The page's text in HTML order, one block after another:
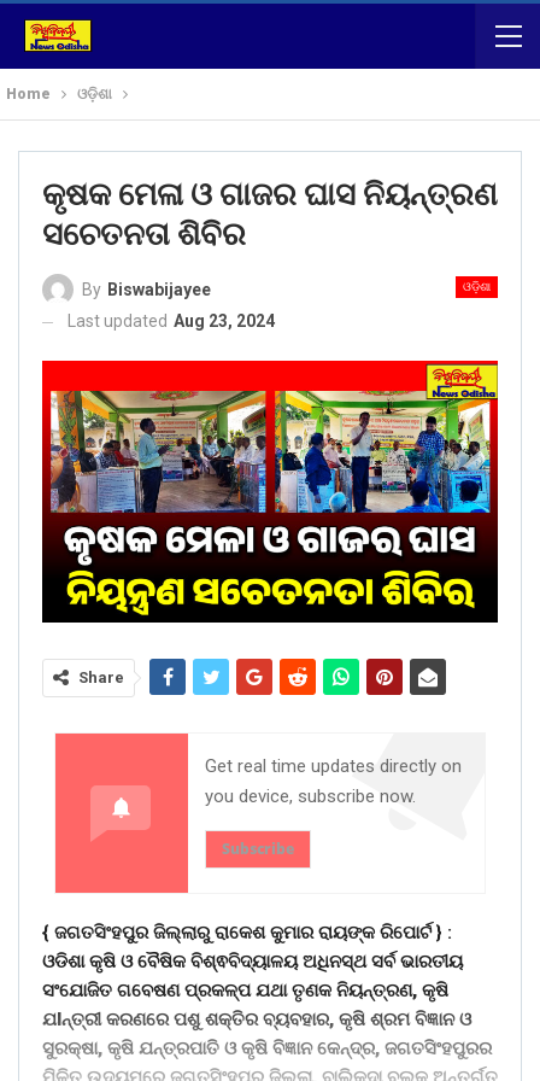
Home ଓଡ଼ିଶା
କୃଷକ ମେଳା ଓ ଗାଜର ଘାସ ନିୟନ୍ତ୍ରଣ
ସଚେତନତା ଶିବିର
ଓଡ଼ିଶା
By Biswabijayee
Last updated Aug 23, 2024
Share
Get real time updates directly on
you device, subscribe now.
Subscribe
{ ଜଗତସିଂହପୁର ଜିଲ୍ଲାରୁ ରାକେଶ କୁମାର ରାୟଙ୍କ ରିପୋର୍ଟ } :
ଓଡିଶା କୃଷି ଓ ବୈଷିକ ବିଶ୍ଵବିଦ୍ୟାଳୟ ଅଧିନସ୍ଥ ସର୍ବ ଭାରତୀୟ
ସଂଯୋଜିତ ଗବେଷଣ ପ୍ରକଳ୍ପ ଯଥା ତୃଣକ ନିୟନ୍ତ୍ରଣ, କୃଷି
ଯIନ୍ତ୍ରୀ କରଣରେ ପଶୁ ଶକ୍ତିର ବ୍ୟବହାର, କୃଷି ଶ୍ରମ ବିଜ୍ଞାନ ଓ
ସୁରକ୍ଷା, କୃଷି ଯନ୍ତ୍ରପାତି ଓ କୃଷି ବିଜ୍ଞାନ କେନ୍ଦ୍ର, ଜଗତସିଂହପୁରର